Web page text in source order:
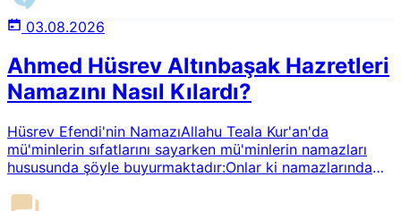
03.08.2026
Ahmed Hüsrev Altınbaşak Hazretleri
Namazını Nasıl Kılardı?
Hüsrev Efendi'nin NamazıAllahu Teala Kur'an'da
mü'minlerin sıfatlarını sayarken mü'minlerin namazları
hususunda şöyle buyurmaktadır:Onlar ki namazlarında
şöyle tarif buyurmaktadır:Allah'a O'nu görüyormuşsun